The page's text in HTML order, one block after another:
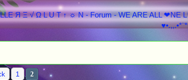
1 2
1 Bewertung(en) - 5 im Durchschnitt
12345